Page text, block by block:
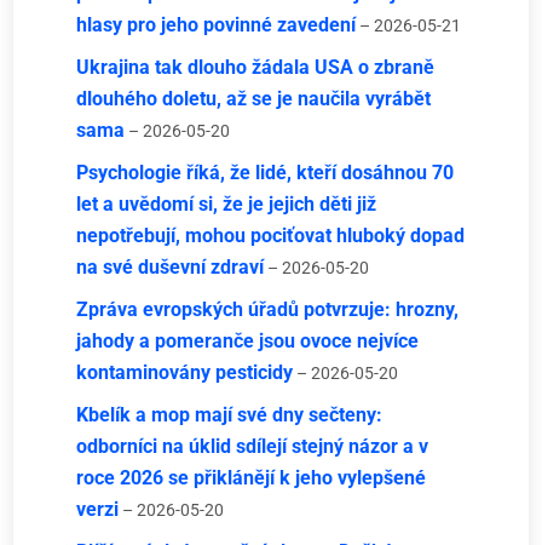
hlasy pro jeho povinné zavedení – 2026-05-21
Ukrajina tak dlouho žádala USA o zbraně
dlouhého doletu, až se je naučila vyrábět
sama – 2026-05-20
Psychologie říká, že lidé, kteří dosáhnou 70
let a uvědomí si, že je jejich děti již
nepotřebují, mohou pociťovat hluboký dopad
na své duševní zdraví – 2026-05-20
Zpráva evropských úřadů potvrzuje: hrozny,
jahody a pomeranče jsou ovoce nejvíce
kontaminovány pesticidy – 2026-05-20
Kbelík a mop mají své dny sečteny:
odborníci na úklid sdílejí stejný názor a v
roce 2026 se přiklánějí k jeho vylepšené
verzi – 2026-05-20